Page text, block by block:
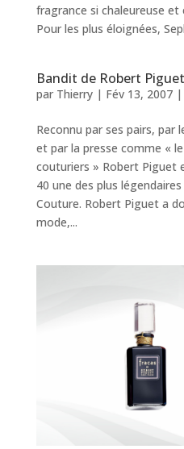
fragrance si chaleureuse
Pour les plus éloignées,
Bandit de Robert Piguet
par Thierry| Fév 13, 2007|
Reconnu par ses pairs, par
et par la presse comme «
couturiers » Robert Piguet
40 une des plus
Couture. Robert Piguet a
mode,...